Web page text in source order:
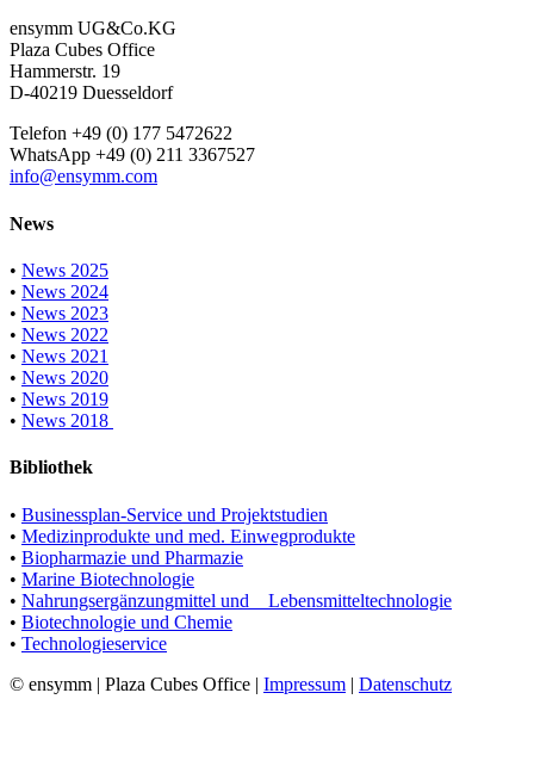
ensymm UG&Co.KG
Plaza Cubes Office
Hammerstr. 19
D-40219 Duesseldorf
Telefon +49 (0) 177 5472622
WhatsApp +49 (0) 211 3367527
info@ensymm.com
News
• News 2025
• News 2024
• News 2023
• News 2022
• News 2021
• News 2020
• News 2019
• News 2018
Bibliothek
• Businessplan-Service und Projektstudien
• Medizinprodukte und med. Einwegprodukte
• Biopharmazie und Pharmazie
• Marine Biotechnologie
• Nahrungsergänzungmittel und Lebensmitteltechnologie
• Biotechnologie und Chemie
• Technologieservice
© ensymm | Plaza Cubes Office | Impressum | Datenschutz